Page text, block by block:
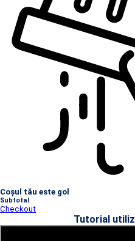
Coșul tău este gol
Subtotal
Checkout
Tutorial